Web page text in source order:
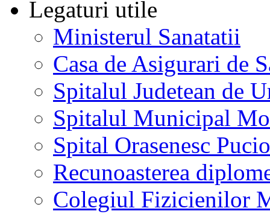
Legaturi utile
Ministerul Sanatatii
Casa de Asigurari de
Spitalul Judetean de
Spitalul Municipal
Spital Orasenesc
Recunoasterea
Colegiul Fizicienilor